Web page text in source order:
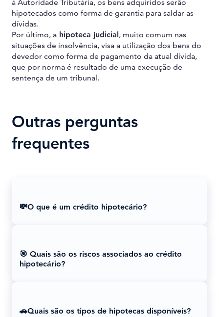
à Autoridade Tributária, os bens adquiridos serão
hipotecados como forma de garantia para saldar as
dívidas.
Por último, a hipoteca judicial, muito comum nas
situações de insolvência, visa a utilização dos bens do
devedor como forma de pagamento da atual dívida,
que por norma é resultado de uma execução de
sentença de um tribunal.
Outras perguntas
frequentes
💸O que é um crédito hipotecário?
🎯 Quais são os riscos associados ao crédito
hipotecário?
🚗Quais são os tipos de hipotecas disponíveis?